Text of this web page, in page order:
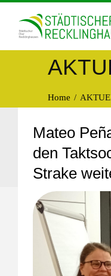
content
Home
Mateo
den
Strake